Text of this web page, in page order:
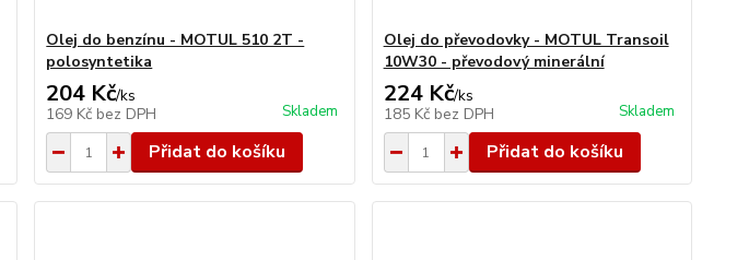
Olej do benzínu - MOTUL 510 2T -
polosyntetika
204 Kč/ks
169 Kč bez DPH Skladem
Přidat do košíku
Olej do převodovky - MOTUL Transoil
10W30 - převodový minerální
224 Kč/ks
185 Kč bez DPH Skladem
Přidat do košíku